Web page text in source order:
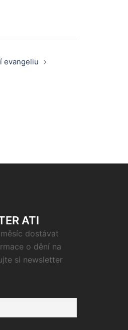
evangeliu
ATI
dostávat
o dění na
si newsletter